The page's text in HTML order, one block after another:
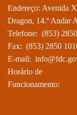
Endereço: Avenida
Dragon, 14.º Andar
Telefone: (853)
Fax: (853) 2850
E-mail:
Horário de
Funcionamento: